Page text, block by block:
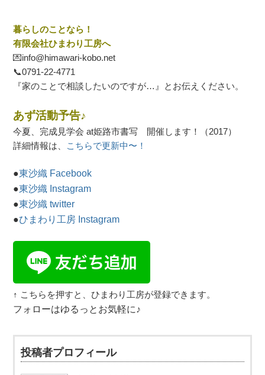
暮らしのことなら！
有限会社ひまわり工房へ
💌info@himawari-kobo.net
📞0791-22-4771
『家のことで相談したいのですが…』とお伝えください。
あず活動予告♪
今夏、完成見学会 at姫路市書写 開催します！（2017）
詳細情報は、 こちらで更新中〜！
●東沙織 Facebook
●東沙織 Instagram
●東沙織 twitter
●ひまわり工房 Instagram
↑ こちらを押すと、ひまわり工房が登録できます。
フォローはゆるっとお気軽に♪
投稿者プロフィール